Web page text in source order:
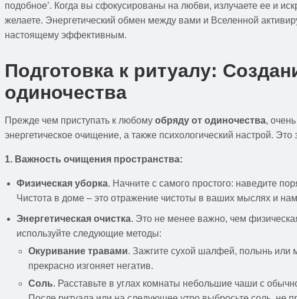
подобное’. Когда вы сфокусированы на любви, излучаете ее и
желаете. Энергетический обмен между вами и Вселенной
настоящему эффективным.
Подготовка к ритуалу:
одиночества
Прежде чем приступать к любому обряду от одиночества,
энергетическое очищение, а также психологический настрой.
1. Важность очищения пространства:
Физическая уборка. Начните с самого простого: наведите
Чистота в доме – это отражение чистоты в ваших мыслях и
Энергетическая очистка. Это не менее важно, чем
используйте следующие методы:
Окуривание травами. Зажгите сухой шалфей, полынь или
прекрасно изгоняет негатив.
Соль. Расставьте в углах комнаты небольшие чаши с